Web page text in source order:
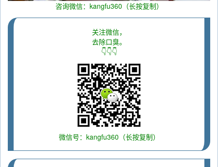
咨询微信：kangfu360（长按复制）
关注微信，
去除口臭。
👇👇👇
微信号：kangfu360（长按复制）